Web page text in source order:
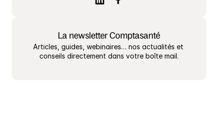
La newsletter Comptasanté
Articles, guides, webinaires… nos actualités et
conseils directement dans votre boîte mail.